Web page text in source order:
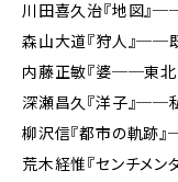
川田喜久治『地図』
森山大道『狩人』──
内藤正敏『婆──東
深瀬昌久『洋子』──
柳沢信『都市の軌跡
荒木経惟『センチメン